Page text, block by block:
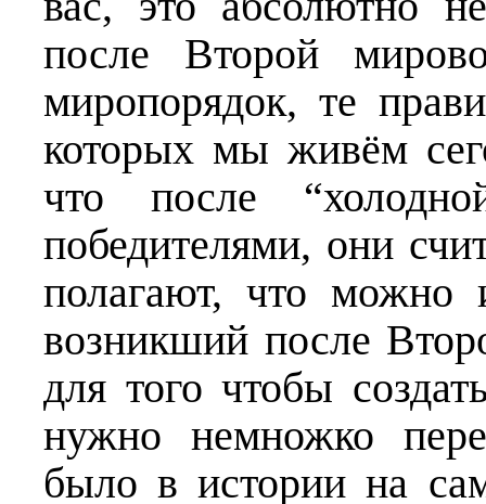
после Второй
миропорядок, те
которых мы живём
что после
победителями, они
полагают, что можно
возникший после
для того чтобы
нужно немножко
было в истории на